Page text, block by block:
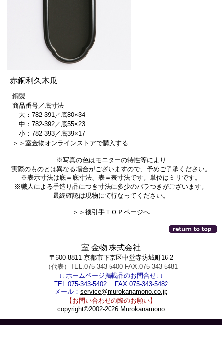
赤銅利久木瓜
銅製
商品番号／底寸法
大：782-391／底80×34
中：782-392／底55×23
小：782-393／底39×17
＞＞室金物オンラインストアで購入する
※写真の色はモニターの特性等により
実際のものとは異なる場合がございますので、予めご了承ください。
※表示寸法は底＝底寸法、表＝表寸法です。単位はミリです。
※職人による手造り品につき寸法に多少のバラつきがございます。
最終確認は現物にて行なってください。
＞＞襖引手ＴＯＰページへ
室 金物 株式会社
〒600-8811 京都市下京区中堂寺坊城町16-2
（代表）TEL.075-343-5400 FAX.075-343-5481
↓↓ホームページ掲載品のお問合せ↓↓
TEL.075-343-5402 FAX.075-343-5482
メール： service@murokanamono.co.jp
【お問い合わせの際のお願い】
copyright©2002-2026 Murokanamono